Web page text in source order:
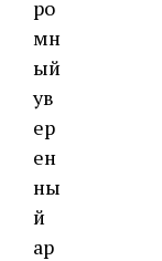
ро
мн
ый
ув
ер
ен
ны
й
ар